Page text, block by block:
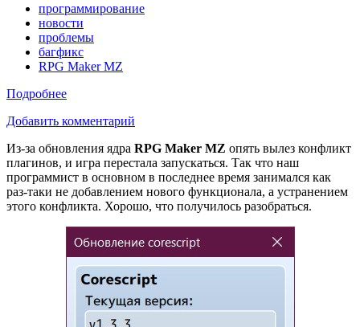
программирование
новости
проблемы
багфикс
RPG Maker MZ
Подробнее
Добавить комментарий
Из-за обновления ядра RPG Maker MZ опять вылез конфликт
плагинов, и игра перестала запускаться. Так что наш
программист в основном в последнее время занимался как
раз-таки не добавлением нового функционала, а устранением
этого конфликта. Хорошо, что получилось разобраться.